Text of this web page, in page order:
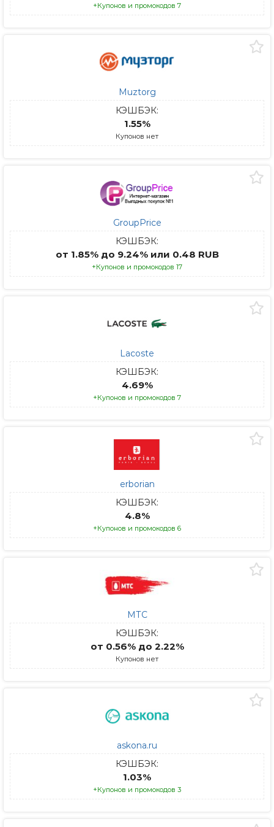
+Купонов и промокодов 7
Muztorg
КЭШБЭК:
1.55%
Купонов нет
GroupPrice
КЭШБЭК:
от 1.85% до 9.24% или 0.48 RUB
+Купонов и промокодов 17
Lacoste
КЭШБЭК:
4.69%
+Купонов и промокодов 7
erborian
КЭШБЭК:
4.8%
+Купонов и промокодов 6
МТС
КЭШБЭК:
от 0.56% до 2.22%
Купонов нет
askona.ru
КЭШБЭК:
1.03%
+Купонов и промокодов 3